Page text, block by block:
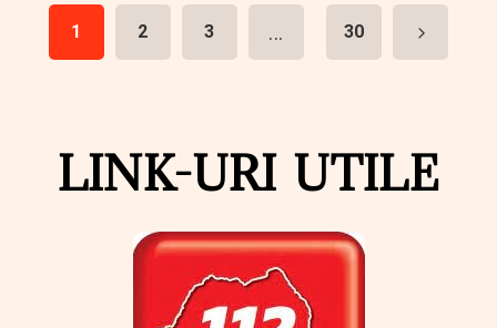
1 2 3 ... 30
LINK-URI UTILE